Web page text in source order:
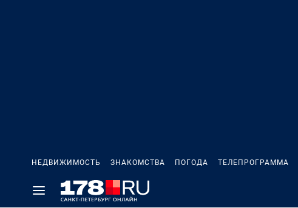
НЕДВИЖИМОСТЬ ЗНАКОМСТВА ПОГОДА ТЕЛЕПРОГРАММА